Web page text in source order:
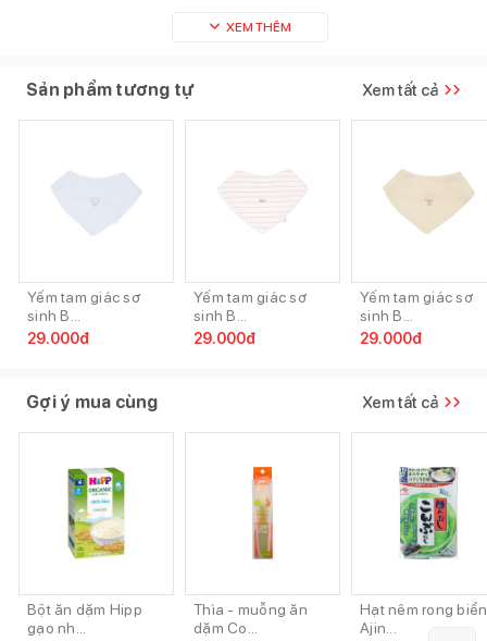
XEM THÊM
Sản phẩm tương tự Xem tất cả
Yếm tam giác sơ
sinh B...
29.000đ
Yếm tam giác sơ
sinh B...
29.000đ
Yếm tam giác sơ
sinh B...
29.000đ
Gợi ý mua cùng Xem tất cả
Bột ăn dặm Hipp
gạo nh...
Thìa - muỗng ăn
dặm Co...
Hạt nêm rong biển
Ajin...